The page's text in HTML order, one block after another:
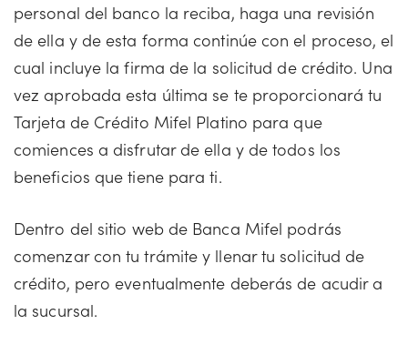
personal del banco la reciba, haga una revisión
de ella y de esta forma continúe con el proceso, el
cual incluye la firma de la solicitud de crédito. Una
vez aprobada esta última se te proporcionará tu
Tarjeta de Crédito Mifel Platino para que
comiences a disfrutar de ella y de todos los
beneficios que tiene para ti.
Dentro del sitio web de Banca Mifel podrás
comenzar con tu trámite y llenar tu solicitud de
crédito, pero eventualmente deberás de acudir a
la sucursal.